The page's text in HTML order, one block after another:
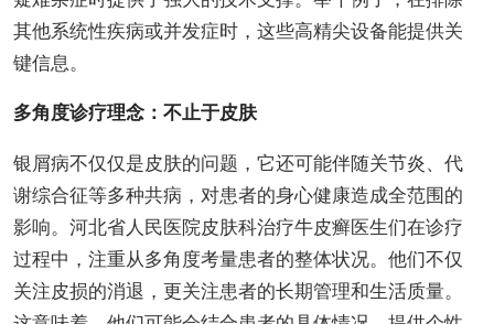
其他系统性疾病或并发症时，这些高精尖设备能提供关
键信息。
多角度诊疗理念：不止于皮肤
银屑病不仅仅是皮肤的问题，它还可能伴随关节炎、代
谢综合征等多种共病，对患者的身心健康造成全范围的
影响。河北省人民医院皮肤科治疗牛皮癣医生们在诊疗
过程中，注重从多角度考量患者的整体状况。他们不仅
关注皮损的消退，更关注患者的长期管理和生活质量。